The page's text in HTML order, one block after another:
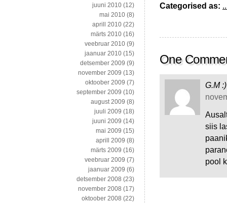
Categorised as:
One
G.M :)
siis
pool
juuni 2010 (12)
mai 2010 (8)
aprill 2010 (22)
märts 2010 (16)
veebruar 2010 (9)
jaanuar 2010 (15)
detsember 2009 (9)
november 2009 (13)
oktoober 2009 (7)
september 2009 (10)
august 2009 (8)
juuli 2009 (18)
juuni 2009 (14)
mai 2009 (15)
aprill 2009 (8)
märts 2009 (16)
veebruar 2009 (7)
jaanuar 2009 (6)
detsember 2008 (23)
november 2008 (17)
oktoober 2008 (22)